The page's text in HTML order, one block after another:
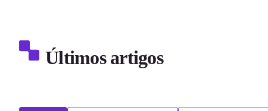
Últimos artigos